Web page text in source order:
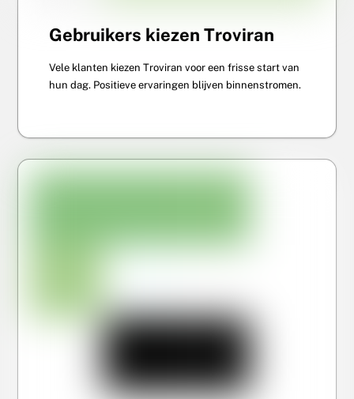
Gebruikers kiezen Troviran
Vele klanten kiezen Troviran voor een frisse start van
hun dag. Positieve ervaringen blijven binnenstromen.